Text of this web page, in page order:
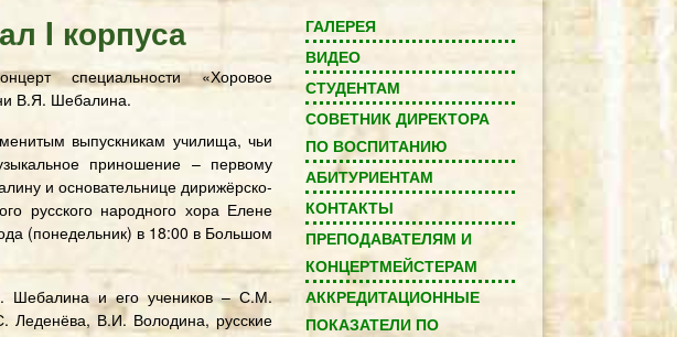
I корпуса
специальности «Хоровое
В.Я. Шебалина.
выпускникам училища, чьи
приношение – первому
и основательнице дирижёрско-
русского народного хора Елене
(понедельник) в 18:00 в Большом
Шебалина и его учеников – С.М.
Леденёва, В.И. Володина, русские
ГАЛЕРЕЯ
ВИДЕО
СТУДЕНТАМ
СОВЕТНИК ДИРЕКТОРА
ПО ВОСПИТАНИЮ
АБИТУРИЕНТАМ
КОНТАКТЫ
ПРЕПОДАВАТЕЛЯМ И
КОНЦЕРТМЕЙСТЕРАМ
АККРЕДИТАЦИОННЫЕ
ПОКАЗАТЕЛИ ПО